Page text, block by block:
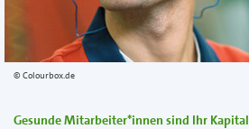
Colourbox.de
Gesunde Mitarbeiter*innen sind Ihr Kapital